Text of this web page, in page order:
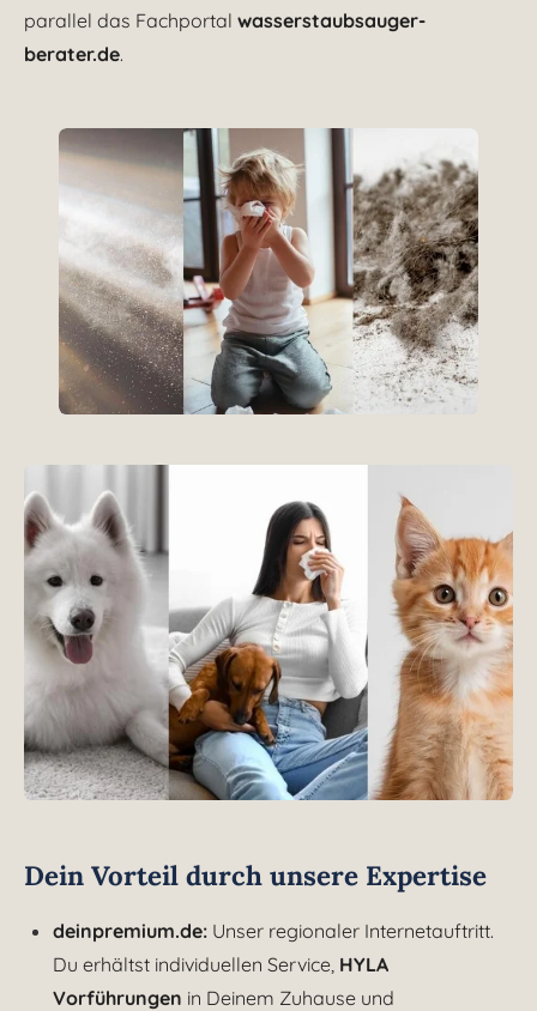
parallel das Fachportal wasserstaubsauger-
berater.de.
Dein Vorteil durch unsere Expertise
deinpremium.de: Unser regionaler Internetauftritt.
Du erhältst individuellen Service, HYLA
Vorführungen in Deinem Zuhause und